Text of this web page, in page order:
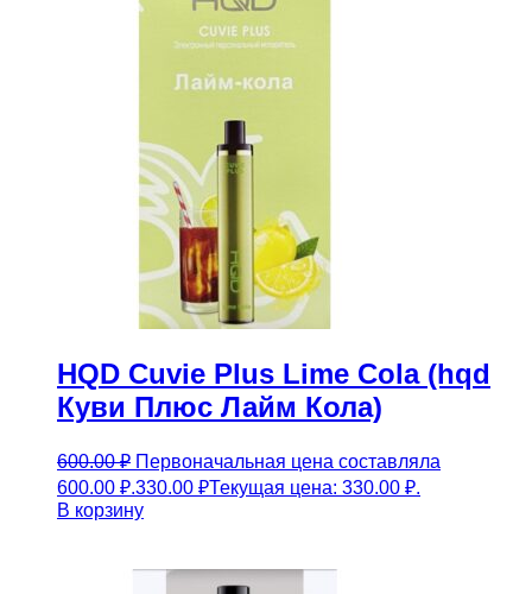
HQD Cuvie Plus Lime Cola (hqd
Куви Плюс Лайм Кола)
600.00₽ Первоначальная цена составляла
600.00 ₽.330.00 ₽Текущая цена: 330.00 ₽.
В корзину